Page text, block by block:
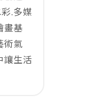
.多媒
畫基
術氣
讓生活